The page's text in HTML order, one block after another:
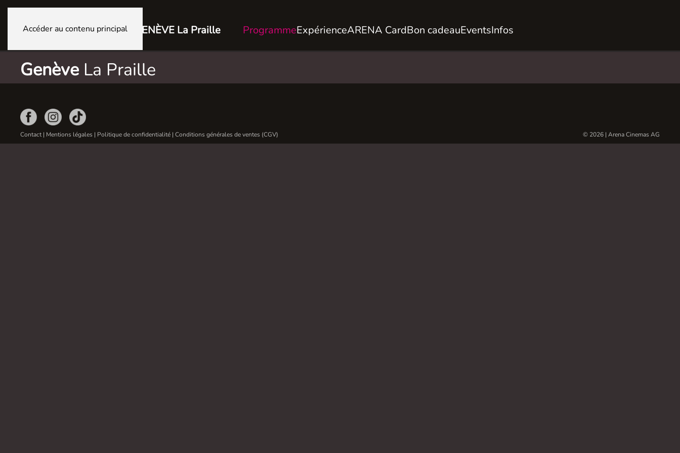
Accéder au contenu principal GENÈVE La Praille ProgrammeExpérienceARENA CardBon cadeauEventsInfos
Genève La Praille
Contact| Mentions légales | Politique de confidentialité | Conditions générales de ventes (CGV) © 2026 | Arena Cinemas AG